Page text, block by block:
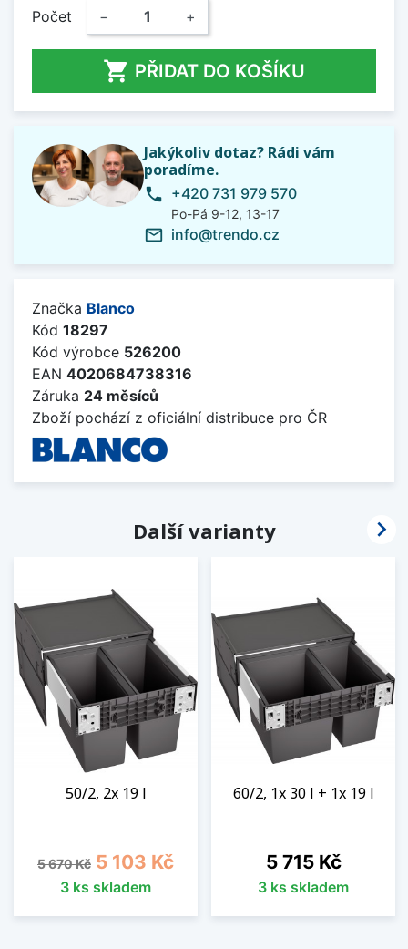
Počet − +
 PŘIDAT DO KOŠÍKU
Jakýkoliv dotaz? Rádi vám
poradíme.
phone +420 731 979 570
Po-Pá 9-12, 13-17
mail_outline info@trendo.cz
Značka Blanco
Kód 18297
Kód výrobce 526200
EAN 4020684738316
Záruka 24 měsíců
Zboží pochází z oficiální distribuce pro ČR
Další varianty
50/2, 2x 19 l
Běžná cena
5 670 Kč Cena
5 103 Kč
3 ks skladem
60/2, 1x 30 l + 1x 19 l
Cena
5 715 Kč
3 ks skladem
